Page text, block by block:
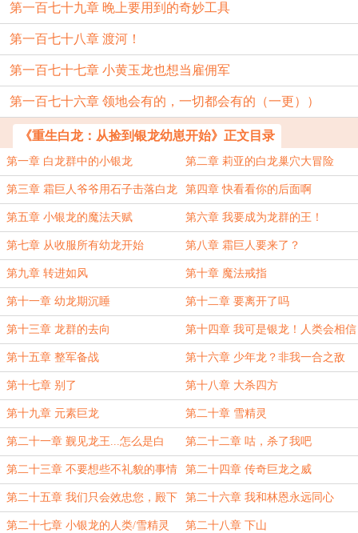
第一百七十九章 晚上要用到的奇妙工具
第一百七十八章 渡河！
第一百七十七章 小黄玉龙也想当雇佣军
第一百七十六章 领地会有的，一切都会有的（一更））
《重生白龙：从捡到银龙幼崽开始》正文目录
第一章 白龙群中的小银龙 第二章 莉亚的白龙巢穴大冒险
第三章 霜巨人爷爷用石子击落白龙 第四章 快看看你的后面啊
第五章 小银龙的魔法天赋 第六章 我要成为龙群的王！
第七章 从收服所有幼龙开始 第八章 霜巨人要来了？
第九章 转进如风 第十章 魔法戒指
第十一章 幼龙期沉睡 第十二章 要离开了吗
第十三章 龙群的去向 第十四章 我可是银龙！人类会相信
我的
第十五章 整军备战 第十六章 少年龙？非我一合之敌
第十七章 别了 第十八章 大杀四方
第十九章 元素巨龙 第二十章 雪精灵
第二十一章 觐见龙王...怎么是白
龙？
第二十二章 咕，杀了我吧
第二十三章 不要想些不礼貌的事情
啊
第二十四章 传奇巨龙之威
第二十五章 我们只会效忠您，殿下 第二十六章 我和林恩永远同心
第二十七章 小银龙的人类/雪精灵 第二十八章 下山